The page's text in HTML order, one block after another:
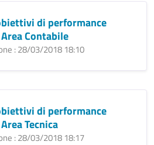
di performance
Contabile
: 28/03/2018 18:10
di performance
Tecnica
: 28/03/2018 18:17